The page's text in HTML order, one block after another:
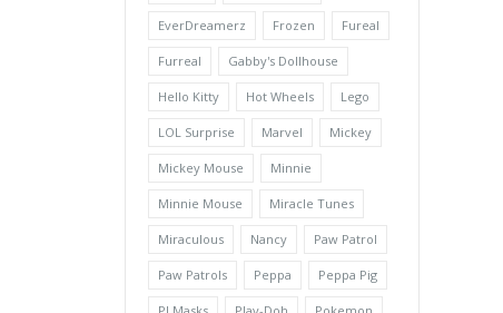
EverDreamerz Frozen Fureal
Furreal Gabby's Dollhouse
Hello Kitty Hot Wheels Lego
LOL Surprise Marvel Mickey
Mickey Mouse Minnie
Minnie Mouse Miracle Tunes
Miraculous Nancy Paw Patrol
Paw Patrols Peppa Peppa Pig